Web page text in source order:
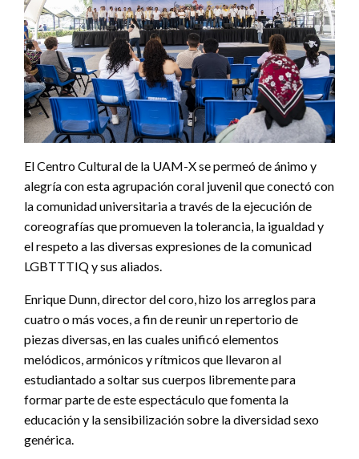
El Centro Cultural de la UAM-X se permeó de ánimo y
alegría con esta agrupación coral juvenil que conectó con
la comunidad universitaria a través de la ejecución de
coreografías que promueven la tolerancia, la igualdad y
el respeto a las diversas expresiones de la comunicad
LGBTTTIQ y sus aliados.
Enrique Dunn, director del coro, hizo los arreglos para
cuatro o más voces, a fin de reunir un repertorio de
piezas diversas, en las cuales unificó elementos
melódicos, armónicos y rítmicos que llevaron al
estudiantado a soltar sus cuerpos libremente para
formar parte de este espectáculo que fomenta la
educación y la sensibilización sobre la diversidad sexo
genérica.